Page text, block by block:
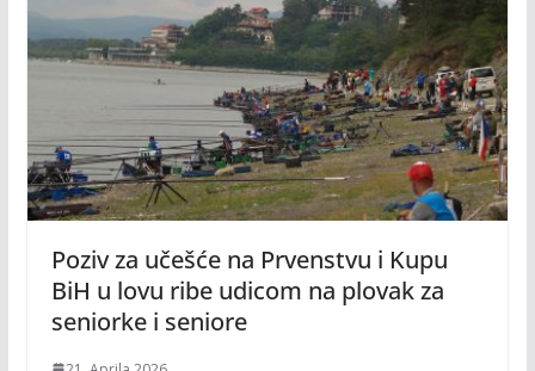
Poziv za učešće na Prvenstvu i Kupu
BiH u lovu ribe udicom na plovak za
seniorke i seniore